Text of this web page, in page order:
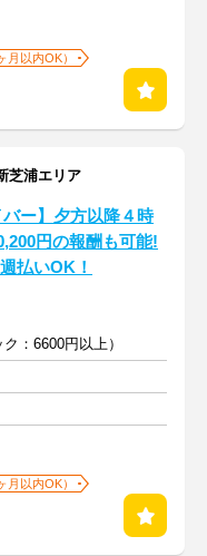
月以内OK）
芝浦エリア
バー】夕方以降４時
円の報酬も可能!
払いOK！
：6600円以上）
月以内OK）